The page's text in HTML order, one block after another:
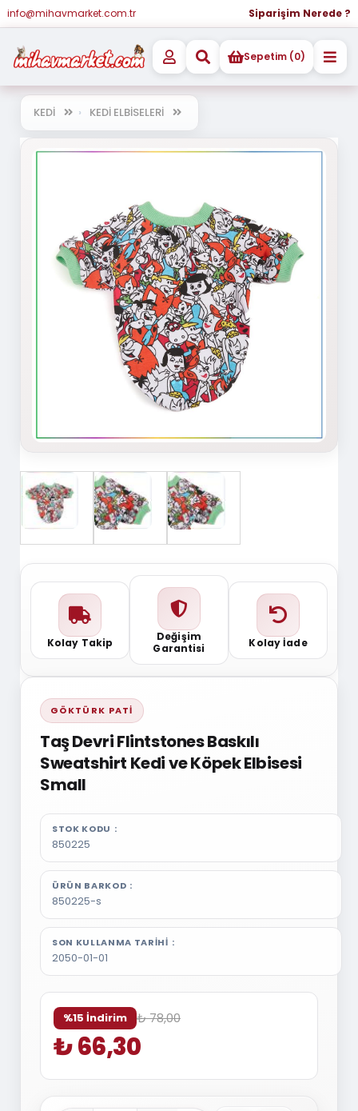
info@mihavmarket.com.tr Siparişim Nerede ?
Sepetim (0)
KEDİ KEDİ ELBİSELERİ
Kolay Takip
Değişim
Garantisi
Kolay İade
GÖKTÜRK PATI
Taş Devri Flintstones Baskılı
Sweatshirt Kedi ve Köpek Elbisesi
Small
STOK KODU
850225
ÜRÜN BARKOD
850225-s
SON KULLANMA TARIHI
2050-01-01
%15 İndirim ₺ 78,00
₺ 66,30